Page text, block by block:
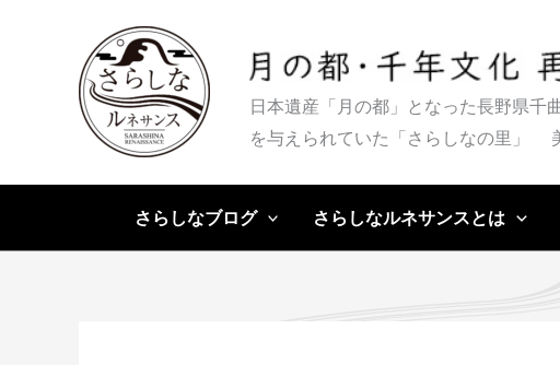
日本遺産「月の都」となった長野県
を与えられていた「さらしなの里」
さらしなブログ さらしなルネサンスとは